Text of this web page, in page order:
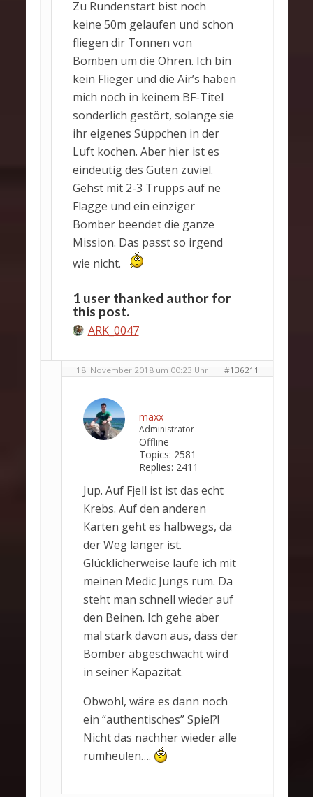
Zu Rundenstart bist noch
keine 50m gelaufen und schon
fliegen dir Tonnen von
Bomben um die Ohren. Ich bin
kein Flieger und die Air’s haben
mich noch in keinem BF-Titel
sonderlich gestört, solange sie
ihr eigenes Süppchen in der
Luft kochen. Aber hier ist es
eindeutig des Guten zuviel.
Gehst mit 2-3 Trupps auf ne
Flagge und ein einziger
Bomber beendet die ganze
Mission. Das passt so irgend
wie nicht.
1 user thanked author for
this post.
ARK_0047
18. November 2018 um 00:23 Uhr #136211
maxx
Administrator
Offline
Topics: 2581
Replies: 2411
Jup. Auf Fjell ist ist das echt
Krebs. Auf den anderen
Karten geht es halbwegs, da
der Weg länger ist.
Glücklicherweise laufe ich mit
meinen Medic Jungs rum. Da
steht man schnell wieder auf
den Beinen. Ich gehe aber
mal stark davon aus, dass der
Bomber abgeschwächt wird
in seiner Kapazität.
Obwohl, wäre es dann noch
ein “authentisches” Spiel?!
Nicht das nachher wieder alle
rumheulen….